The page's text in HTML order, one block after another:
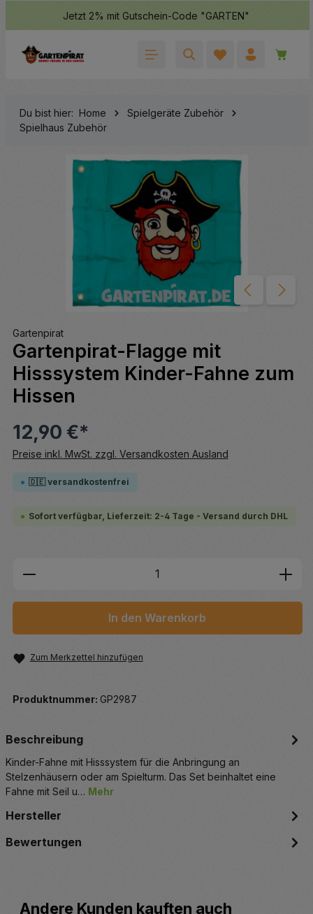
springenJetzt 2% mit Gutschein-Code "GARTEN"
Du bist hier: Home
Spielgeräte Zubehör
Spielhaus Zubehör
Bildergalerie überspringen
Gartenpirat
Gartenpirat-Flagge mit
Hisssystem Kinder-Fahne zum
Hissen
12,90 €*
Preise inkl. MwSt. zzgl. Versandkosten Ausland
🇩🇪 versandkostenfrei
Sofort verfügbar, Lieferzeit: 2-4 Tage - Versand durch DHL
Produkt Anzahl: Gib den
In den Warenkorb
Zum Merkzettel hinzufügen
Produktnummer: GP2987
Beschreibung
Kinder-Fahne mit Hisssystem für die Anbringung an
Stelzenhäusern oder am Spielturm. Das Set beinhaltet eine
Fahne mit Seil u… Mehr
Hersteller
Bewertungen
Produktgalerie überspringen
Andere Kunden kauften auch